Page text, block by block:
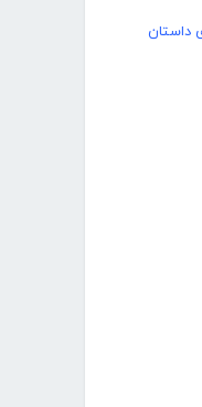
داستان